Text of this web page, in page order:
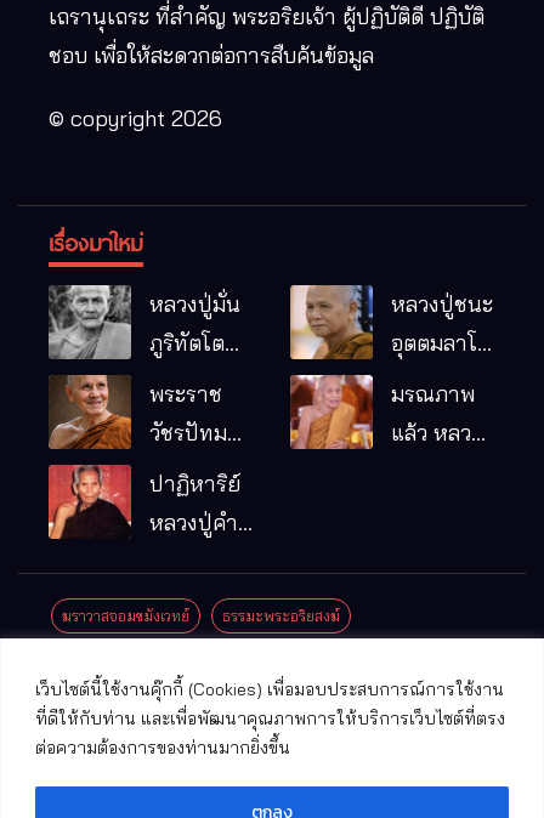
เว็บไซต์นี้ใช้งานคุ๊กกี้ (Cookies) เพื่อมอบประสบการณ์การใช้งาน
ที่ดีให้กับท่าน และเพื่อพัฒนาคุณภาพการให้บริการเว็บไซต์ที่ตรง
ต่อความต้องการของท่านมากยิ่งขึ้น
ตกลง
เถรานุเถระ ที่สำคัญ พระอริยเจ้า ผู้ปฏิบัติดี ปฏิบัติ
ชอบ เพื่อให้สะดวกต่อการสืบค้นข้อมูล
© copyright 2026
เรื่องมาใหม่
หลวงปู่มั่น
ภูริทัตโต
พระอริยเจ้า
ผู้เป็นบิดา
รมฐาน
หลวงปู่ชนะ
อุตตมลาโภ
หมากอื๋อ
พระราช
วัชรปัทม
คุณ (หลวง
ปู่บัวเกตุ
แล้ว วัดป่า
อ.แม่ริม
จ.เชียงใหม่
มรณภาพ
แล้ว หลวง
ปาฏิหาริย์
หลวงปู่คำ
มณี
ฆราวาสจอมขมังเวทย์ ธรรมะพระอริยสงฆ์
ปาฏิหาริย์พระเครื่อง
พระพุทธรูปศักดิ์สิทธิ์ วัดที่สําคัญ